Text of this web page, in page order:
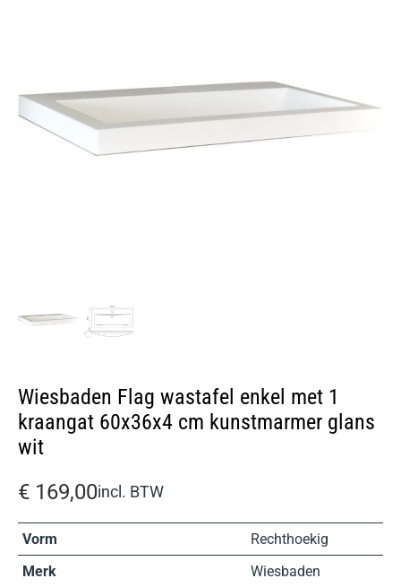
Wiesbaden Flag wastafel enkel met 1
kraangat 60x36x4 cm kunstmarmer glans
wit
€ 169,00incl. BTW
Vorm
Rechthoekig
Merk
Wiesbaden